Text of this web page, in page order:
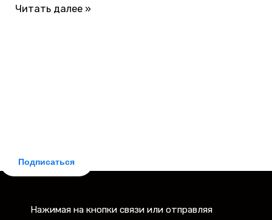
Читать далее »
Подписаться
Нажимая на кнопки связи или отправляя